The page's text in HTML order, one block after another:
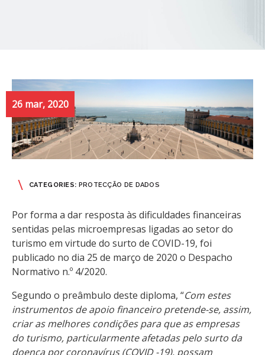
26 mar, 2020
CATEGORIES: PROTECÇÃO DE DADOS
Por forma a dar resposta às dificuldades financeiras
sentidas pelas microempresas ligadas ao setor do
turismo em virtude do surto de COVID-19, foi
publicado no dia 25 de março de 2020 o Despacho
Normativo n.º 4/2020.
Segundo o preâmbulo deste diploma, “Com estes
instrumentos de apoio financeiro pretende-se, assim,
criar as melhores condições para que as empresas
do turismo, particularmente afetadas pelo surto da
doença por coronavírus (COVID -19), possam